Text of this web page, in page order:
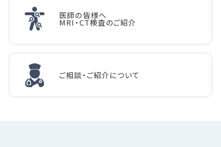
医師の皆様へ
MRI・CT検査のご紹介
ご相談・ご紹介について